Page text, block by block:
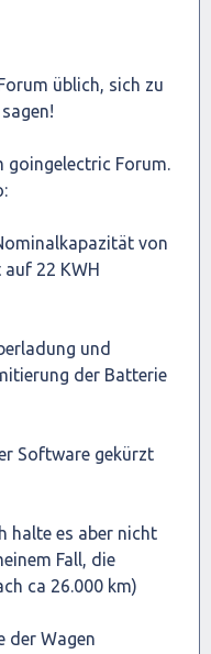
üblich, sich zu
goingelectric Forum.
von
auf 22 KWH
und
der Batterie
Software gekürzt
halte es aber nicht
Fall, die
ca 26.000 km)
der Wagen